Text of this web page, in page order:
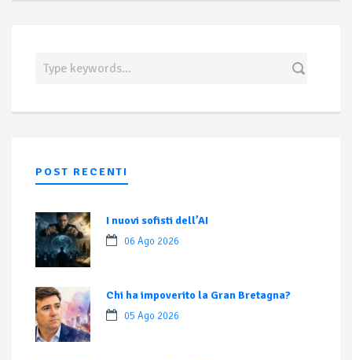
POST RECENTI
I nuovi sofisti dell’AI
06 Ago 2026
Chi ha impoverito la Gran Bretagna?
05 Ago 2026